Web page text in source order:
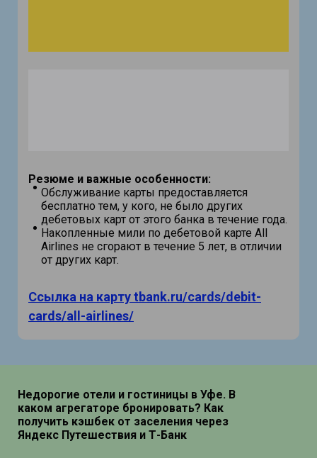
Резюме и важные особенности:
Обслуживание карты предоставляется
бесплатно тем, у кого, не было других
дебетовых карт от этого банка в течение года.
Накопленные мили по дебетовой карте All
Airlines не сгорают в течение 5 лет, в отличии
от других карт.
Ссылка на карту tbank.ru/cards/debit-
cards/all-airlines/
Недорогие отели и гостиницы в Уфе. В
каком агрегаторе бронировать? Как
получить кэшбек от заселения через
Яндекс Путешествия и Т-Банк